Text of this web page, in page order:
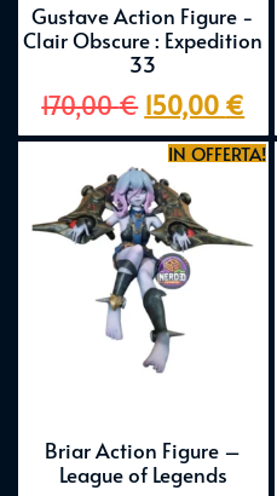
Gustave Action Figure -
Clair Obscure : Expedition
33
170,00€ 150,00 €
IN OFFERTA!
Briar Action Figure –
League of Legends